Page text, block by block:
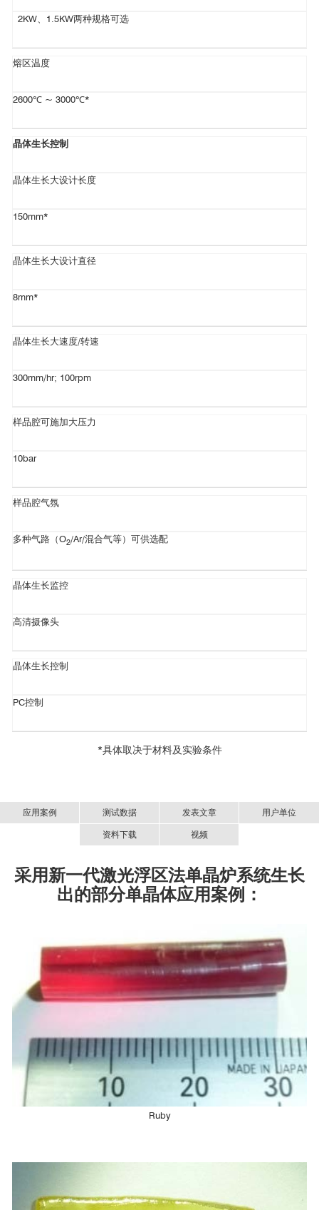
2KW、1.5KW两种规格可选
熔区温度
2600℃ ~ 3000℃*
晶体生长控制
晶体生长大设计长度
150mm*
晶体生长大设计直径
8mm*
晶体生长大速度/转速
300mm/hr; 100rpm
样品腔可施加大压力
10bar
样品腔气氛
多种气路（O2/Ar/混合气等）可供选配
晶体生长监控
高清摄像头
晶体生长控制
PC控制
*具体取决于材料及实验条件
应用案例 测试数据 发表文章 用户单位
资料下载 视频
采用新一代激光浮区法单晶炉系统生长
出的部分单晶体应用案例：
Ruby
Kimura, K., Otake, Y. & Kimura, T. Visualizing rotation and reversal
of the Néel vector through antiferromagnetic trichroism. Nat
新一代高性能激光浮区法单晶炉-LFZ-中文资料.PDF
高质量单晶生长设备介绍